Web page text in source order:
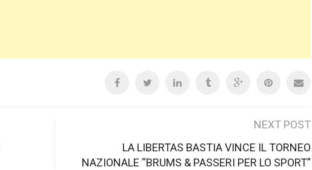
NEXT POST
LA LIBERTAS BASTIA VINCE IL TORNEO
NAZIONALE “BRUMS & PASSERI PER LO SPORT”